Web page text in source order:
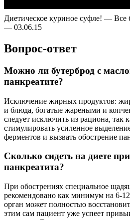
Диетическое куриное суфле! — Все
— 03.06.15
Вопрос-ответ
Можно ли бутерброд с
панкреатите?
Исключение жирных продуктов:
и блюда, богатые жареными и
следует исключить из рациона, так
стимулировать усиленное
ферментов и вызвать обострение
Сколько сидеть на диете
панкреатита?
При обострениях специальное
рекомендовано как минимум на 6-
орган может полностью
этим сам пациент уже успеет